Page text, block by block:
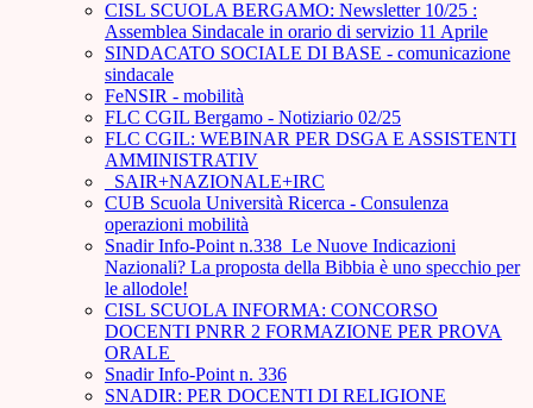
CISL SCUOLA BERGAMO: Newsletter 10/25 :
Assemblea Sindacale in orario di servizio 11 Aprile
SINDACATO SOCIALE DI BASE - comunicazione
sindacale
FeNSIR - mobilità
FLC CGIL Bergamo - Notiziario 02/25
FLC CGIL: WEBINAR PER DSGA E ASSISTENTI
AMMINISTRATIV
_SAIR+NAZIONALE+IRC
CUB Scuola Università Ricerca - Consulenza
operazioni mobilità
Snadir Info-Point n.338 Le Nuove Indicazioni
Nazionali? La proposta della Bibbia è uno specchio per
le allodole!
CISL SCUOLA INFORMA: CONCORSO
DOCENTI PNRR 2 FORMAZIONE PER PROVA
ORALE ­
Snadir Info-Point n. 336
SNADIR: PER DOCENTI DI RELIGIONE